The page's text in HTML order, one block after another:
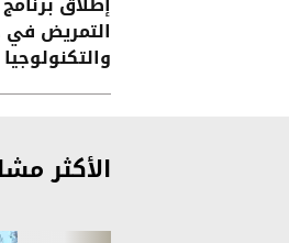
التمريض في
والتكنولوجيا
الأكثر